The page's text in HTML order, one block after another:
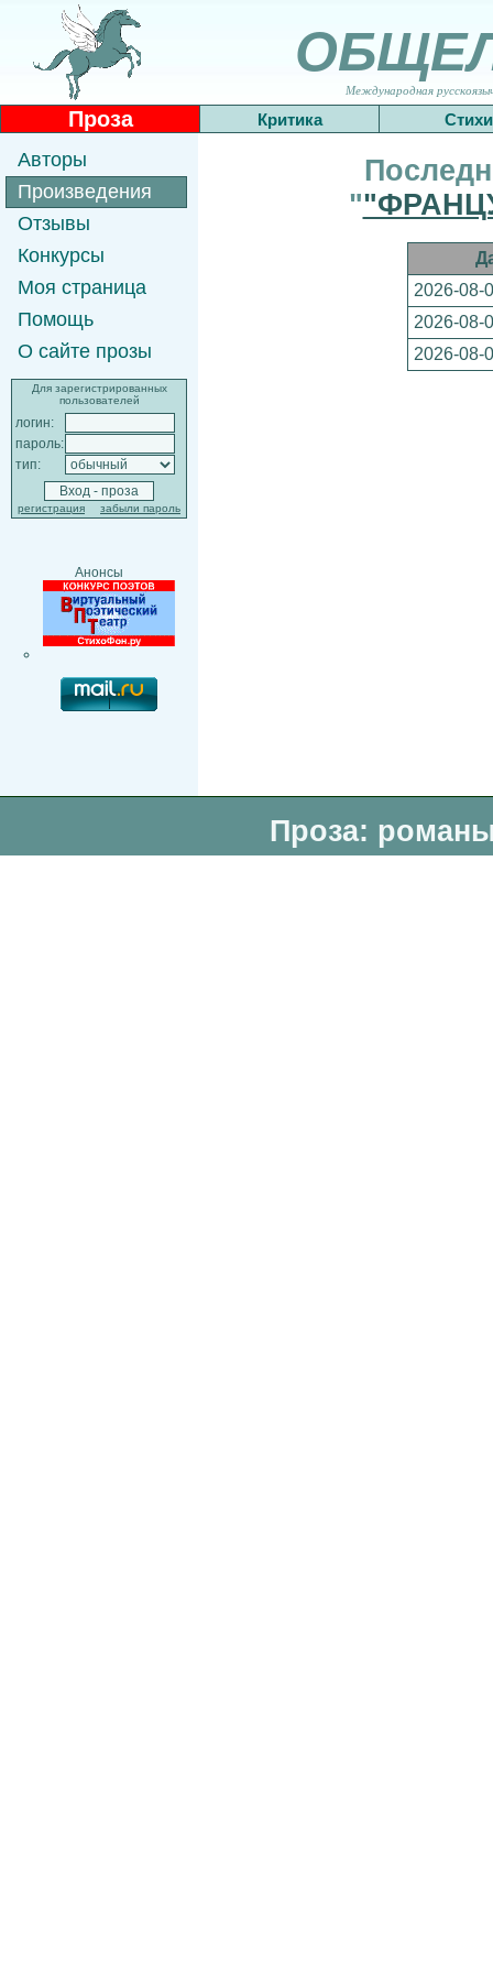
Международная
Проза Критика Стихи
Авторы
Произведения
Отзывы
Конкурсы
Моя страница
Помощь
О сайте прозы
Для зарегистрированных
пользователей
логин:
пароль:
тип:
регистрация забыли пароль
Анонсы
"
2026-08-
2026-08-
2026-08-
Проза: